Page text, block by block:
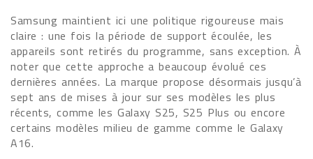
Samsung maintient ici une politique rigoureuse mais
claire : une fois la période de support écoulée, les
appareils sont retirés du programme, sans exception. À
noter que cette approche a beaucoup évolué ces
dernières années. La marque propose désormais jusqu’à
sept ans de mises à jour sur ses modèles les plus
récents, comme les Galaxy S25, S25 Plus ou encore
certains modèles milieu de gamme comme le Galaxy
A16.